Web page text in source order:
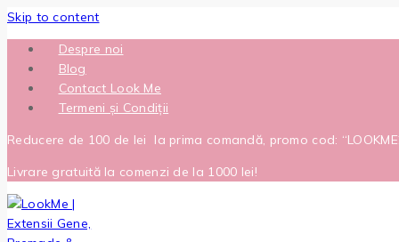
Skip to content
Despre noi
Blog
Contact Look Me
Termeni și Condiții
Reducere de 100 de lei la prima comandă, promo cod:
Livrare gratuită la comenzi de la 1000 lei!